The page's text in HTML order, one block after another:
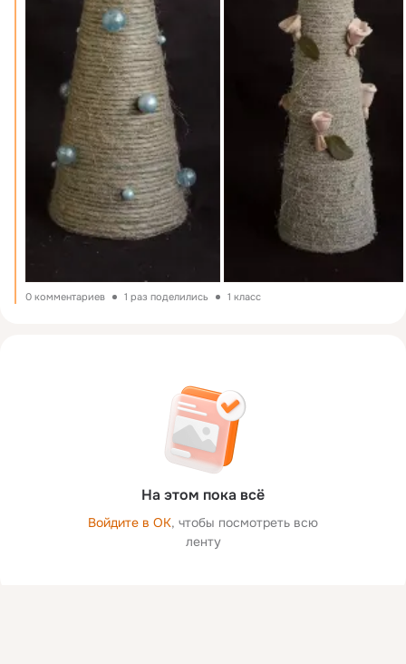
0 комментариев 1 раз поделились 1 класс
На этом пока всё
Войдите в ОК, чтобы посмотреть всю
ленту